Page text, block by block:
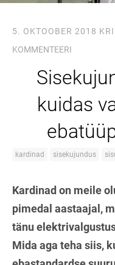
5. OKTOOBER 2018
KOMMENTEERI
kuidas
kardinad sisekujundus
Kardinad on meile
pimedal aastaajal,
tänu
Mida aga teha siis,